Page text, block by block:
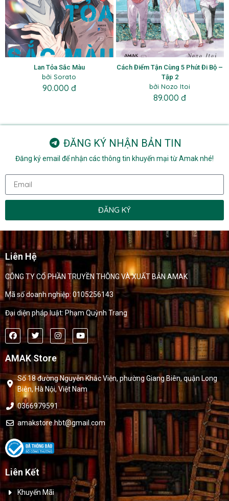
Lan Tỏa Sắc Màu
bởi Sorato
90.000 đ
Cách Điểm Tận Cùng 5 Phút Đi Bộ –
Tập 2
bởi Nozo Itoi
89.000 đ
ĐĂNG KÝ NHẬN BẢN TIN
Đăng ký email để nhận các thông tin khuyến mại từ Amak nhé!
ĐĂNG KÝ
Liên Hệ
CÔNG TY CỔ PHẦN TRUYỀN THÔNG VÀ XUẤT BẢN AMAK
Mã số doanh nghiệp: 0105256143
Đại diện pháp luật: Phạm Quỳnh Trang
AMAK Store
Số 18 đường Nguyễn Khắc Viện, phường Giang Biên, quận Long
Biên, Hà Nội, Việt Nam
0366979591
amakstore.hbt@gmail.com
Liên Kết
Khuyến Mãi